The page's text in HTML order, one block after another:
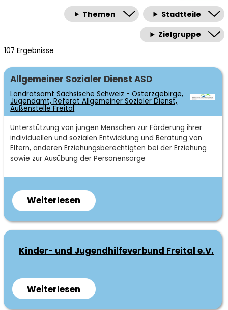
Information zu Hilfeleistungen
Erarbeitung möglicher Lösungsschritte
Beratung und Begleitung
ehrenamtlichen Engagements in
Freital
Begleitung der 5 ehrenamtlichen
Akteursrunden Zauckerode,
Niederhäslich, Deuben, Potschappel und
Hainsberg
Beratung von Vereinen und Initiativen zu
Fragen rund ums Ehrenamt
Umsetzung gemeinwesenorientierter
Projekte
Ehrenamtstag
48h Aktion
Engagements
Koordination, Planung und
Themen
Stadtteile
Zielgruppe
107 Ergebnisse
Fachgebiet
Allgemeiner Sozialer Dienst ASD
Landratsamt Sächsische Schweiz - Osterzgebirge,
Jugendamt, Referat Allgemeiner Sozialer Dienst,
Außenstelle Freital
Kurzbeschreibung
Unterstützung von jungen Menschen zur Förderung ihrer
individuellen und sozialen Entwicklung und Beratung von
Eltern, anderen Erziehungsberechtigten bei der Erziehung
sowie zur Ausübung der Personensorge
Weiterlesen über
Landratsamt
Sächsische
-
Jugendamt,
Referat
Allgemeiner
Kinder- und Jugendhilfeverbund Freital e.V.
Weiterlesen über
Kinder-